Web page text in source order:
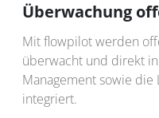
Überwachung
Mit flowpilot werden
überwacht und direkt
Management sowie
integriert.